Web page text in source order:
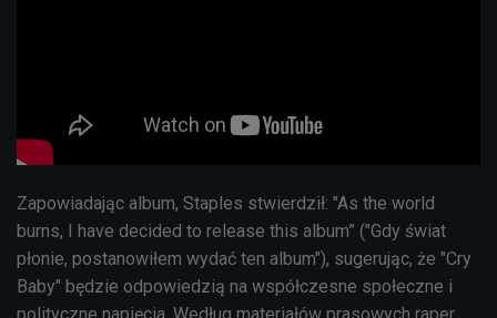
Zapowiadając album, Staples stwierdził: "As the world
burns, I have decided to release this album” ("Gdy świat
płonie, postanowiłem wydać ten album"), sugerując, że "Cry
Baby" będzie odpowiedzią na współczesne społeczne i